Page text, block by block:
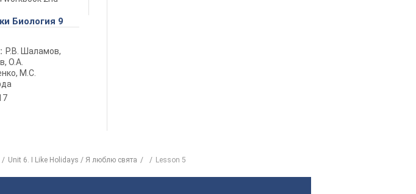
Биология 9
Р.В. Шаламов,
О.А.
М.С.
Unit 6. I Like Holidays / Я люблю свята Lesson 5